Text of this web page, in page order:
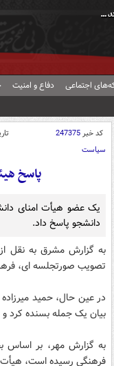
اجتماعی دفاع و امنیت
کد خبر247375
سیاست
پاسخ
یک عضو هیأت امنای
دانشجو پاسخ داد.
به گزارش مشرق به نقل از
تصویب صورتجلسه ای،
در عین حال، حمید میرزاده
بیان یک جمله بسنده کرد
به گزارش مهر، بر اساس
فرهنگی رسیده است، هیأت